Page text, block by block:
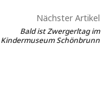
Nächster Artikel
Bald ist Zwergerltag im
Kindermuseum Schönbrunn